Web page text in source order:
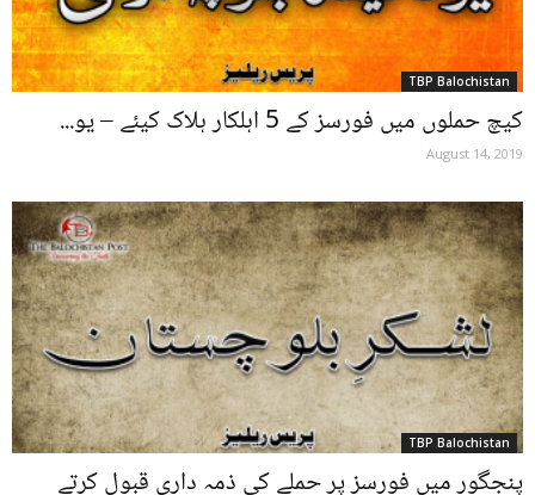
TBP Balochistan
کیچ حملوں میں فورسز کے 5 اہلکار ہلاک کیئے – یو...
August 14, 2019
TBP Balochistan
پنجگور میں فورسز پر حملے کی ذمہ داری قبول کرتے